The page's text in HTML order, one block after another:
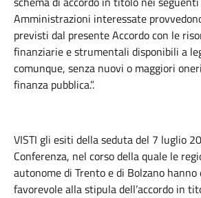
Amministrazioni interessate
previsti dal presente Accordo con le
finanziarie e strumentali disponibili a
comunque, senza nuovi o maggiori
finanza pubblica.”.
VISTI gli esiti della seduta del 7 luglio
Conferenza, nel corso della quale le
autonome di Trento e di Bolzano hanno
favorevole alla stipula dell’accordo in